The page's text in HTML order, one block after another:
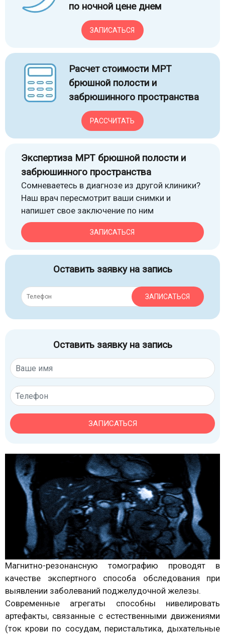
по ночной цене днем
ЗАПИСАТЬСЯ
Расчет стоимости МРТ
брюшной полости и
забрюшинного пространства
РАССЧИТАТЬ
Экспертиза МРТ брюшной полости и
забрюшинного пространства
Сомневаетесь в диагнозе из другой клиники?
Наш врач пересмотрит ваши снимки и
напишет свое заключение по ним
ЗАПИСАТЬСЯ
Оставить заявку на запись
ЗАПИСАТЬСЯ
Оставить заявку на запись
ЗАПИСАТЬСЯ
Магнитно-резонансную томографию проводят в
качестве экспертного способа обследования при
выявлении заболеваний поджелудочной железы.
Современные агрегаты способны нивелировать
артефакты, связанные с естественными движениями
(ток крови по сосудам, перистальтика, дыхательные